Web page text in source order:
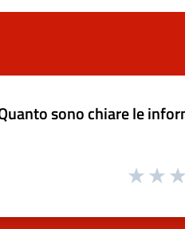
sono chiare le